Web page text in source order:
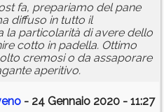
fa, prepariamo del pane
diffuso in tutto il
la particolarità di avere dello
cotto in padella. Ottimo
cremosi o da assaporare
aperitivo.
- 24 Gennaio 2020 - 11:27